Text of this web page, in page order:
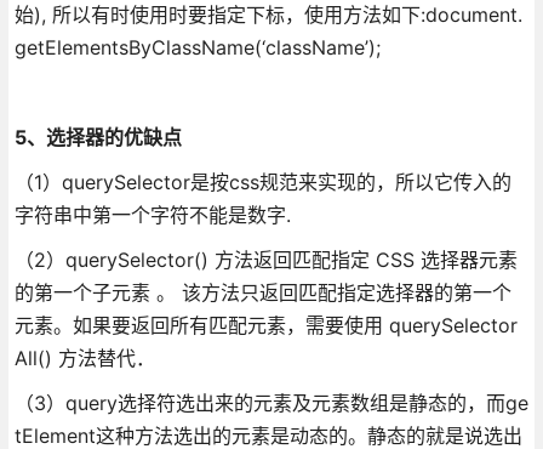
始), 所以有时使用时要指定下标，使用方法如下:document.
getElementsByClassName(‘className’);
5、选择器的优缺点
（1）querySelector是按css规范来实现的，所以它传入的
字符串中第一个字符不能是数字.
（2）querySelector() 方法返回匹配指定 CSS 选择器元素
的第一个子元素 。 该方法只返回匹配指定选择器的第一个
元素。如果要返回所有匹配元素，需要使用 querySelector
All() 方法替代．
（3）query选择符选出来的元素及元素数组是静态的，而ge
tElement这种方法选出的元素是动态的。静态的就是说选出